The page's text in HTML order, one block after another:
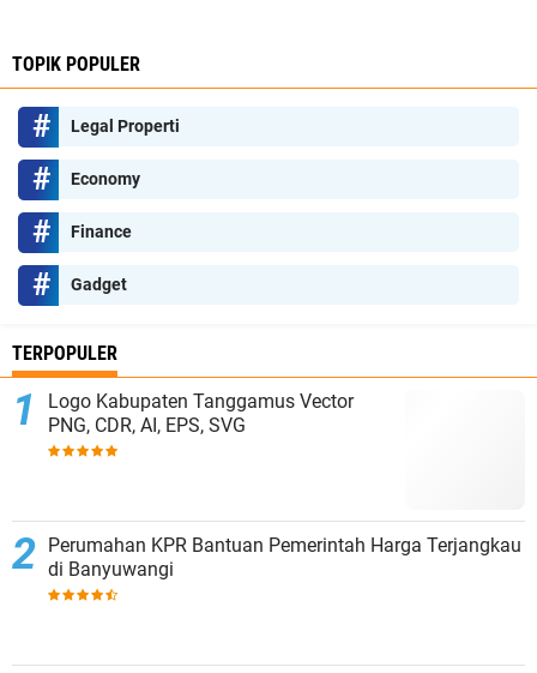
TOPIK POPULER
Legal Properti
Economy
Finance
Gadget
TERPOPULER
Logo Kabupaten Tanggamus Vector
PNG, CDR, AI, EPS, SVG
Perumahan KPR Bantuan Pemerintah Harga Terjangkau
di Banyuwangi